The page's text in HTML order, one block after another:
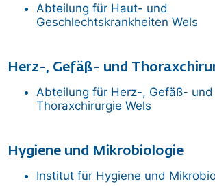
Abteilung für Haut- und
Geschlechtskrankheiten Wels
Herz-, Gefäß- und
Abteilung für Herz-, Gefäß- und
Thoraxchirurgie Wels
Hygiene und Mikrobiologie
Institut für Hygiene und